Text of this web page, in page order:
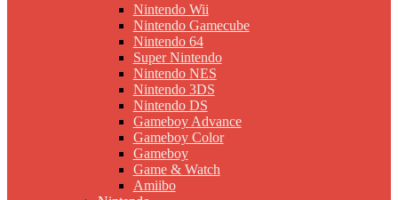
Nintendo Wii
Nintendo Gamecube
Nintendo 64
Super Nintendo
Nintendo NES
Nintendo 3DS
Nintendo DS
Gameboy Advance
Gameboy Color
Gameboy
Game & Watch
Amiibo